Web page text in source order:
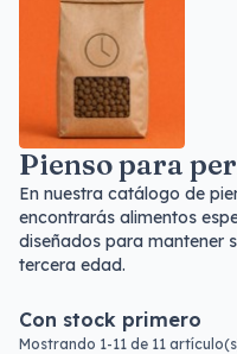
Pienso para
En nuestra catálogo de
encontrarás alimentos
diseñados para mantener
tercera edad.
Con stock primero
Mostrando 1-11 de 11